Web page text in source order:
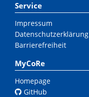
Service
Impressum
Datenschutzerklärung
Barrierefreiheit
MyCoRe
Homepage
GitHub